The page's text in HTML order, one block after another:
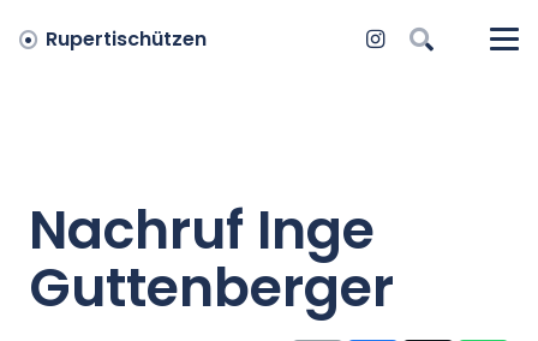
Rupertischützen
Nachruf Inge
Guttenberger